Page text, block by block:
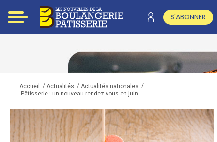
S'ABONNER
Accueil / Actualités / Actualités nationales /
Pâtisserie : un nouveau-rendez-vous en juin